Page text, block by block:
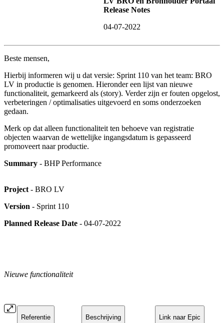
Release Notes
04-07-2022
Beste mensen,
Hierbij informeren wij u dat versie: Sprint 110 van het team: BRO
LV in productie is genomen. Hieronder een lijst van nieuwe
functionaliteit, gemarkeerd als (story). Verder zijn er fouten opgelost,
verbeteringen / optimalisaties uitgevoerd en soms onderzoeken
gedaan.
Merk op dat alleen functionaliteit ten behoeve van registratie
objecten waarvan de wettelijke ingangsdatum is gepasseerd
promoveert naar productie.
Summary - BHP Performance
Project - BRO LV
Version - Sprint 110
Planned Release Date - 04-07-2022
Nieuwe functionaliteit
Referentie Beschrijving Link naar Epic